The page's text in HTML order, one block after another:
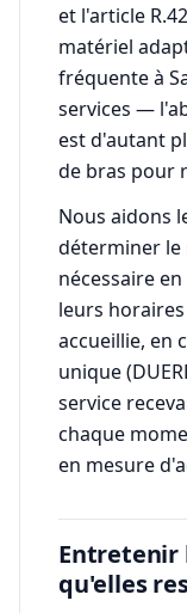
et l'article
matériel
fréquente à
services —
est d'autant
de bras pour
Nous aidons
déterminer le
nécessaire
leurs
accueillie, en
unique
service
chaque
en mesure
Entretenir
qu'elles